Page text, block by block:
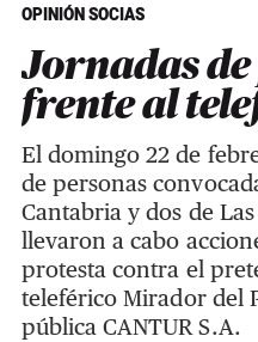
OPINIÓN SOCIAS
Jornadas
frente al
El domingo 22 de
de personas
Cantabria y dos de
llevaron a cabo
protesta contra el
teleférico Mirador del
pública CANTUR S.A.